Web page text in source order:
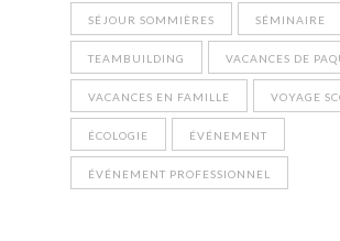
SÉJOUR SOMMIÈRES SÉMINAIRE
TEAMBUILDING VACANCES DE
VACANCES EN FAMILLE VOYAGE
ÉCOLOGIE ÉVÉNEMENT
ÉVÉNEMENT PROFESSIONNEL